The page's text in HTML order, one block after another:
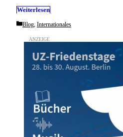
Weiterlesen
Categories
Blog Internationales